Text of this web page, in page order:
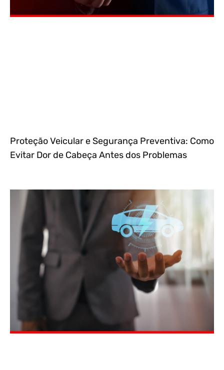
Proteção Veicular e Segurança Preventiva: Como
Evitar Dor de Cabeça Antes dos Problemas